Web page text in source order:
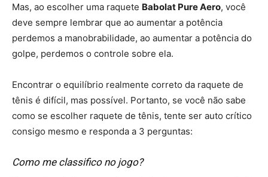
Mas, ao escolher uma raquete Babolat Pure Aero, você
deve sempre lembrar que ao aumentar a potência
perdemos a manobrabilidade, ao aumentar a potência do
golpe, perdemos o controle sobre ela.
Encontrar o equilíbrio realmente correto da raquete de
tênis é difícil, mas possível. Portanto, se você não sabe
como se escolher raquete de tênis, tente ser auto crítico
consigo mesmo e responda a 3 perguntas:
Como me classifico no jogo?